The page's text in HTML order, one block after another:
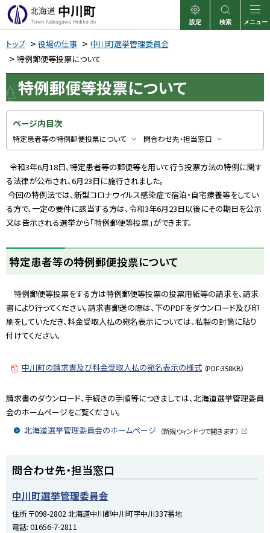
本
へ
ニ
ュ
ー
中川町 表示
設定
検索
サイト内検索
メニュー
トップ 役場の仕事
中川町選挙管理委員会
特例郵便等投票について
特例郵便等投票について
ページ内目次
特定患者等の特例郵便投票について 問合わせ先・担当窓口
令和3年6月18日、特定患者等の郵便等を用いて行う投票方法の特例に関す
る法律が公布され、6月23日に施行されました。
今回の特例法では、新型コロナウイルス感染症で宿泊・自宅療養等をしてい
る方で、一定の要件に該当する方は、令和3年6月23日以後にその期日を公示
又は告示される選挙から「特例郵便等投票」ができます。
特定患者等の特例郵便投票について
特例郵便等投票をする方は特例郵便等投票の投票用紙等の請求を、請求
書により行ってください。請求書郵送の際は、下のPDFをダウンロード及び印
刷をしていただき、料金受取人払の宛名表示については、私製の封筒に貼り
付けてください。
中川町の請求書及び料金受取人払の宛名表示の様式 （PDF:358KB）
請求書のダウンロード、手続きの手順等につきましては、北海道選挙管理委員
会のホームページをご覧ください。
北海道選挙管理委員会のホームページ
（新規ウィンドウで開きます）
に
戻
問合わせ先・担当窓口
中川町選挙管理委員会
住所〒098-2802 北海道中川郡中川町字中川337番地
電話: 01656-7-2811